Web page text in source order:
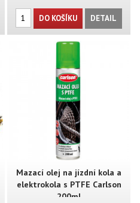
DO KOŠÍKU DETAIL
Mazací olej na jízdní kola a
elektrokola s PTFE Carlson
200ml